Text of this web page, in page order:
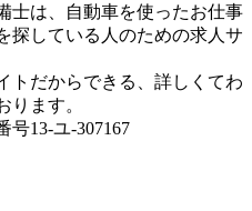
士は、自動車を使ったお仕事
探している人のための求人サ
トだからできる、詳しくてわ
ります。
13-ユ-307167